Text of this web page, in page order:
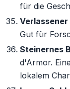
für die
Gut für
Steinernes
d'Armor.
lokalem